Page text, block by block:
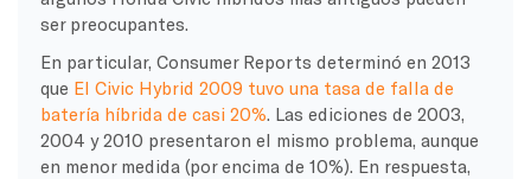
ser preocupantes.
En particular, Consumer Reports determinó en 2013
que El Civic Hybrid 2009 tuvo una tasa de falla de
batería híbrida de casi 20%. Las ediciones de 2003,
2004 y 2010 presentaron el mismo problema, aunque
en menor medida (por encima de 10%). En respuesta,